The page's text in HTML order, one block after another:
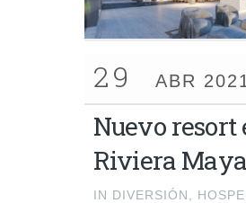
29 ABR
Nuevo resort
Riviera Maya
IN DIVERSIÓN